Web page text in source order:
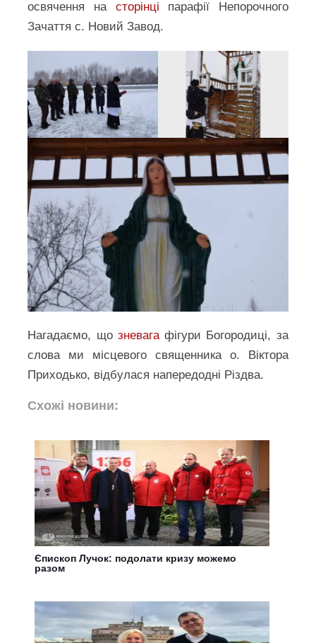
освячення на сторінці парафії Непорочного
Зачаття с. Новий Завод.
Нагадаємо, що зневагафігури Богородиці, за
слова ми місцевого священника о. Віктора
Приходько, відбулася напередодні Різдва.
Схожі новини:
Єпископ Лучок: подолати кризу можемо
разом